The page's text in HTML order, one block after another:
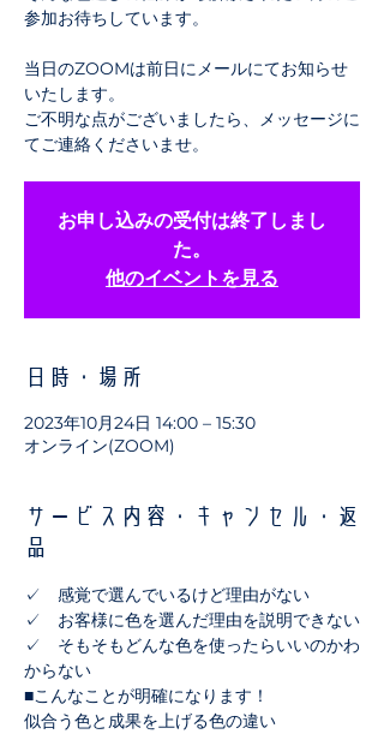
参加お待ちしています。
当日のZOOMは前日にメールにてお知らせ
いたします。
ご不明な点がございましたら、メッセージに
てご連絡くださいませ。
お申し込みの受付は終了しまし
た。
他のイベントを見る
日時・場所
2023年10月24日 14:00 – 15:30
オンライン(ZOOM)
サービス内容・キャンセル・返
品
✓　感覚で選んでいるけど理由がない
✓　お客様に色を選んだ理由を説明できない
✓　そもそもどんな色を使ったらいいのかわ
からない
■こんなことが明確になります！
似合う色と成果を上げる色の違い